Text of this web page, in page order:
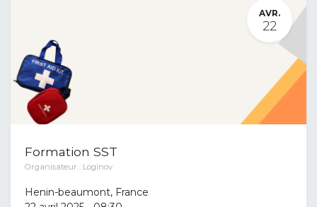
AVR.
22
Formation SST
Organisateur : Loginov
Henin-beaumont, France